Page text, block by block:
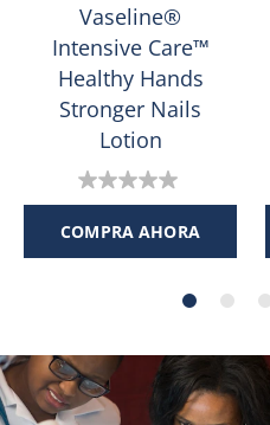
Vaseline®
Intensive Care™
Healthy Hands
Stronger Nails
Lotion
0.0
de
COMPRA AHORA